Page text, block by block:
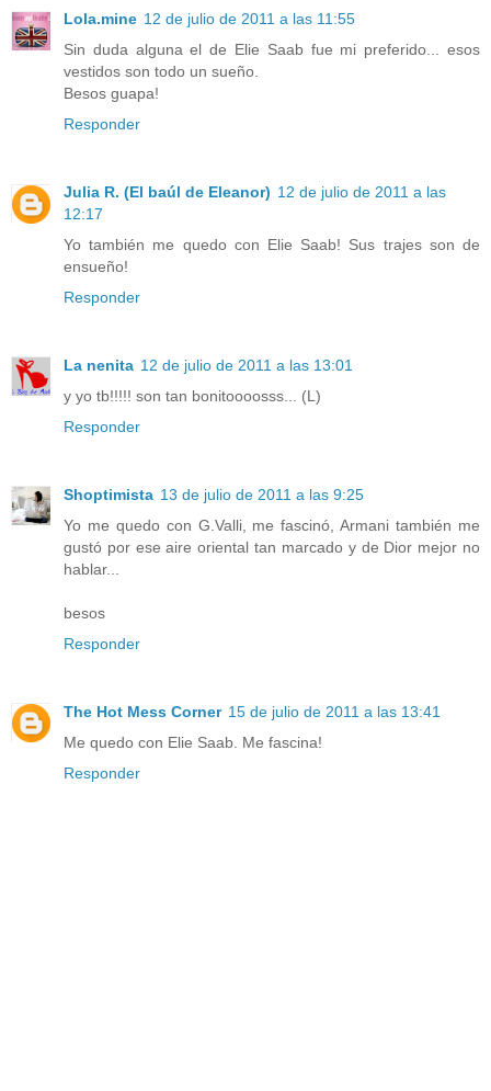
Lola.mine 12 de julio de 2011 a las 11:55
Sin duda alguna el de Elie Saab fue mi preferido... esos
vestidos son todo un sueño.
Besos guapa!
Responder
Julia R. (El baúl de Eleanor) 12 de julio de 2011 a las
12:17
Yo también me quedo con Elie Saab! Sus trajes son de
ensueño!
Responder
La nenita 12 de julio de 2011 a las 13:01
y yo tb!!!!! son tan bonitoooosss... (L)
Responder
Shoptimista 13 de julio de 2011 a las 9:25
Yo me quedo con G.Valli, me fascinó, Armani también me
gustó por ese aire oriental tan marcado y de Dior mejor no
hablar...
besos
Responder
The Hot Mess Corner 15 de julio de 2011 a las 13:41
Me quedo con Elie Saab. Me fascina!
Responder